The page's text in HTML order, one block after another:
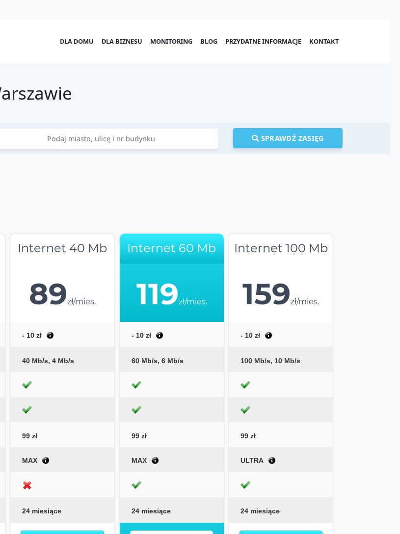
DLA DOMU DLA BIZNESU MONITORING BLOG PRZYDATNE INFORMACJE KONTAKT
SPRAWDŹ ZASIĘG
Internet 40 Mb
89zł/mies.
- 10 zł
40 Mb/s, 4 Mb/s
99 zł
MAX
24 miesiące
Internet 60 Mb
119zł/mies.
- 10 zł
60 Mb/s, 6 Mb/s
99 zł
MAX
24 miesiące
Internet 100 Mb
159zł/mies.
- 10 zł
100 Mb/s, 10 Mb/s
99 zł
ULTRA
24 miesiące